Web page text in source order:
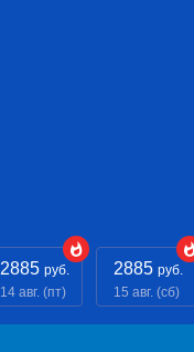
2885 руб.
14 авг. (пт)
2885 руб.
15 авг. (сб)